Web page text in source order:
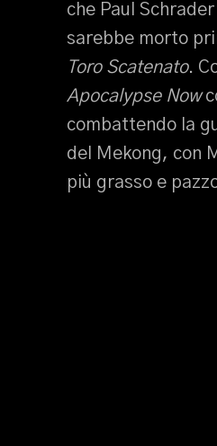
che Paul
sarebbe morto
Toro Scatenato.
Apocalypse Now
combattendo la
del Mekong, con
più grasso e